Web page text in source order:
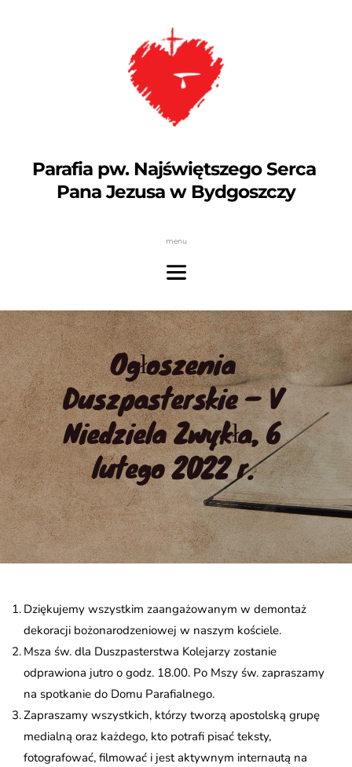
Parafia pw. Najświętszego Serca
Pana Jezusa w Bydgoszczy
menu
Ogłoszenia
Duszpasterskie – V
Niedziela Zwykła, 6
lutego 2022 r.
Dziękujemy wszystkim zaangażowanym w demontaż
dekoracji bożonarodzeniowej w naszym kościele.
Msza św. dla Duszpasterstwa Kolejarzy zostanie
odprawiona jutro o godz. 18.00. Po Mszy św. zapraszamy
na spotkanie do Domu Parafialnego.
Zapraszamy wszystkich, którzy tworzą apostolską grupę
medialną oraz każdego, kto potrafi pisać teksty,
fotografować, filmować i jest aktywnym internautą na